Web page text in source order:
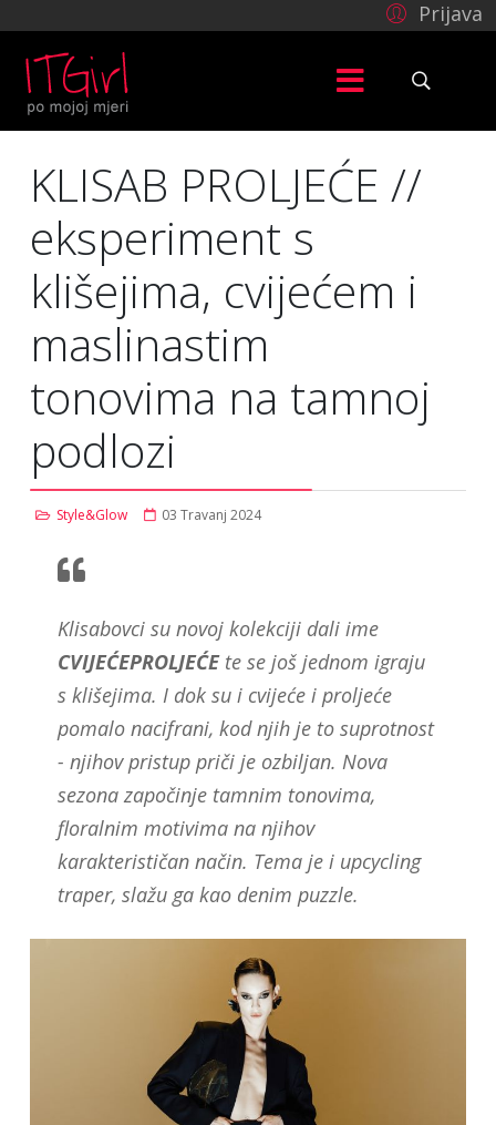
Prijava
KLISAB PROLJEĆE //
eksperiment s
klišejima, cvijećem i
maslinastim
tonovima na tamnoj
podlozi
Style&Glow 03 Travanj 2024
Klisabovci su novoj kolekciji dali ime
CVIJEĆEPROLJEĆEte se još jednom igraju
s klišejima. I dok su i cvijeće i proljeće
pomalo nacifrani, kod njih je to suprotnost
- njihov pristup priči je ozbiljan. Nova
sezona započinje tamnim tonovima,
floralnim motivima na njihov
karakterističan način. Tema je i upcycling
traper, slažu ga kao denim puzzle.